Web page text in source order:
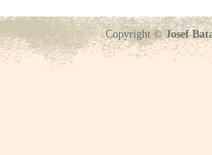
Copyright ©Josef